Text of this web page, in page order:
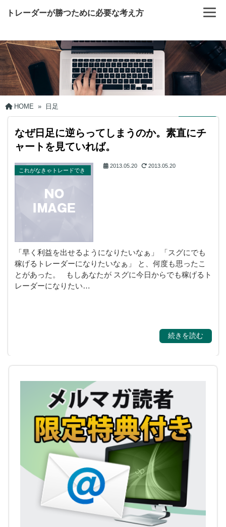
トレーダーが勝つために必要な考え方
HOME » 日足
なぜ日足に逆らってしまうのか。素直にチ
ャートを見ていれば。
これがなきゃトレードでき
2013.05.20 2013.05.20
「早く利益を出せるようになりたいなぁ」 「スグにでも
稼げるトレーダーになりたいなぁ」 と、何度も思ったこ
とがあった。 もしあなたが スグに今日からでも稼げるト
レーダーになりたい…
続きを読む